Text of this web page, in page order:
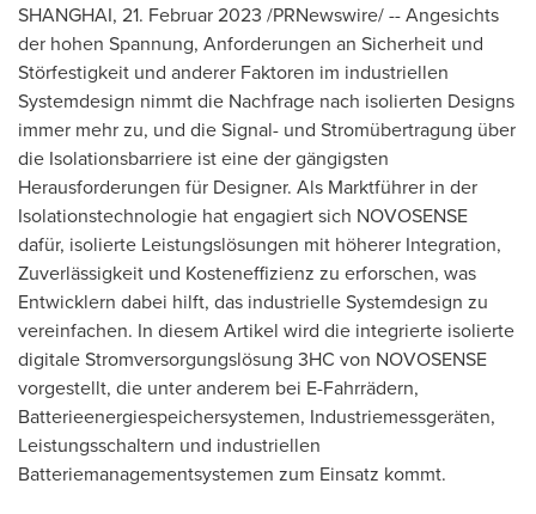
SHANGHAI, 21. Februar 2023 /PRNewswire/ -- Angesichts
der hohen Spannung, Anforderungen an Sicherheit und
Störfestigkeit und anderer Faktoren im industriellen
Systemdesign nimmt die Nachfrage nach isolierten Designs
immer mehr zu, und die Signal- und Stromübertragung über
die Isolationsbarriere ist eine der gängigsten
Herausforderungen für Designer. Als Marktführer in der
Isolationstechnologie hat engagiert sich NOVOSENSE
dafür, isolierte Leistungslösungen mit höherer Integration,
Zuverlässigkeit und Kosteneffizienz zu erforschen, was
Entwicklern dabei hilft, das industrielle Systemdesign zu
vereinfachen. In diesem Artikel wird die integrierte isolierte
digitale Stromversorgungslösung 3HC von NOVOSENSE
vorgestellt, die unter anderem bei E-Fahrrädern,
Batterieenergiespeichersystemen, Industriemessgeräten,
Leistungsschaltern und industriellen
Batteriemanagementsystemen zum Einsatz kommt.